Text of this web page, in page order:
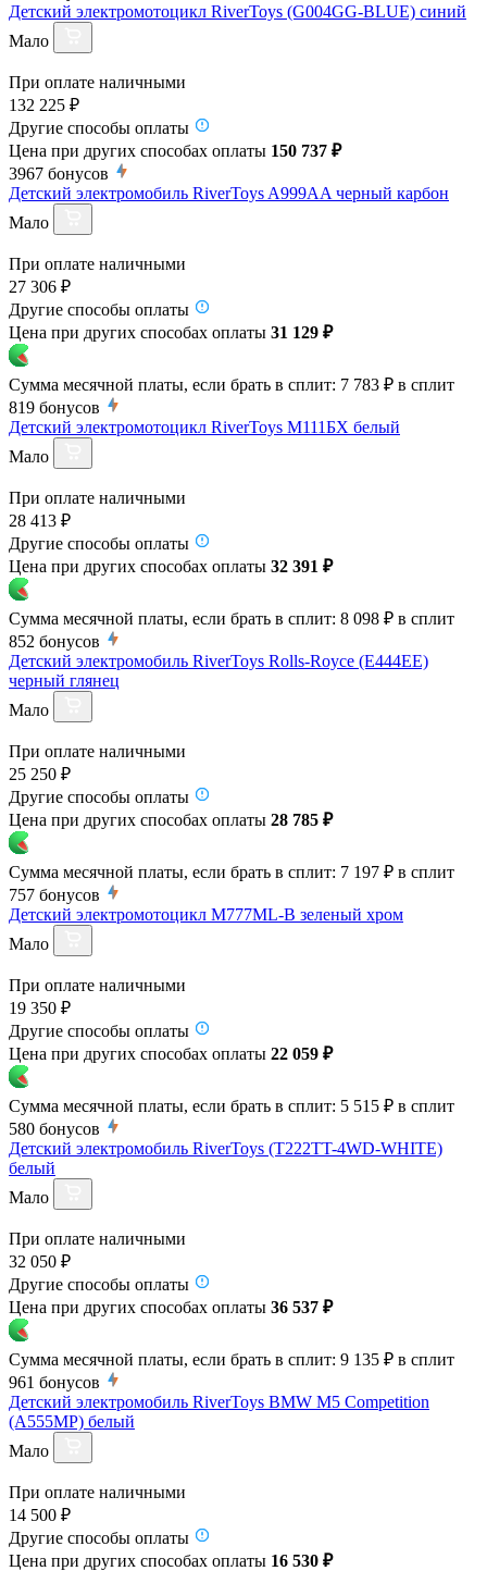
Детский электромотоцикл RiverToys (G004GG-BLUE) синий
Мало
При оплате наличными
132 225 ₽
Другие способы оплаты
Цена при других способах оплаты 150 737 ₽
3967 бонусов
Детский электромобиль RiverToys A999AA черный карбон
Мало
При оплате наличными
27 306 ₽
Другие способы оплаты
Цена при других способах оплаты 31 129 ₽
Сумма месячной платы, если брать в сплит: 7 783 ₽ в сплит
819 бонусов
Детский электромотоцикл RiverToys М111БХ белый
Мало
При оплате наличными
28 413 ₽
Другие способы оплаты
Цена при других способах оплаты 32 391 ₽
Сумма месячной платы, если брать в сплит: 8 098 ₽ в сплит
852 бонусов
Детский электромобиль RiverToys Rolls-Royce (E444EE)
черный глянец
Мало
При оплате наличными
25 250 ₽
Другие способы оплаты
Цена при других способах оплаты 28 785 ₽
Сумма месячной платы, если брать в сплит: 7 197 ₽ в сплит
757 бонусов
Детский электромотоцикл M777ML-B зеленый хром
Мало
При оплате наличными
19 350 ₽
Другие способы оплаты
Цена при других способах оплаты 22 059 ₽
Сумма месячной платы, если брать в сплит: 5 515 ₽ в сплит
580 бонусов
Детский электромобиль RiverToys (T222TT-4WD-WHITE)
белый
Мало
При оплате наличными
32 050 ₽
Другие способы оплаты
Цена при других способах оплаты 36 537 ₽
Сумма месячной платы, если брать в сплит: 9 135 ₽ в сплит
961 бонусов
Детский электромобиль RiverToys BMW M5 Competition
(A555MP) белый
Мало
При оплате наличными
14 500 ₽
Другие способы оплаты
Цена при других способах оплаты 16 530 ₽